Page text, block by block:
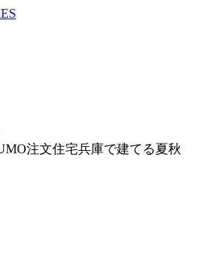
注文住宅兵庫で建てる夏秋